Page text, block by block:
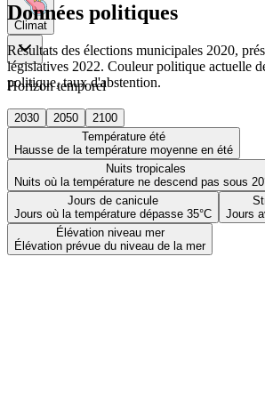
Climat
Horizon temporel
2030 2050
2100
Température été
Hausse de la température moyenne en été
Nuits tropicales
Nuits où la température ne descend pas sous
Jours de canicule
Jours où la température dépasse 35°C
Jours
Élévation niveau mer
Élévation prévue du niveau de la mer
Données politiques
Résultats des élections municipales 2020,
législatives 2022. Couleur politique actuelle
politique, taux d'abstention.